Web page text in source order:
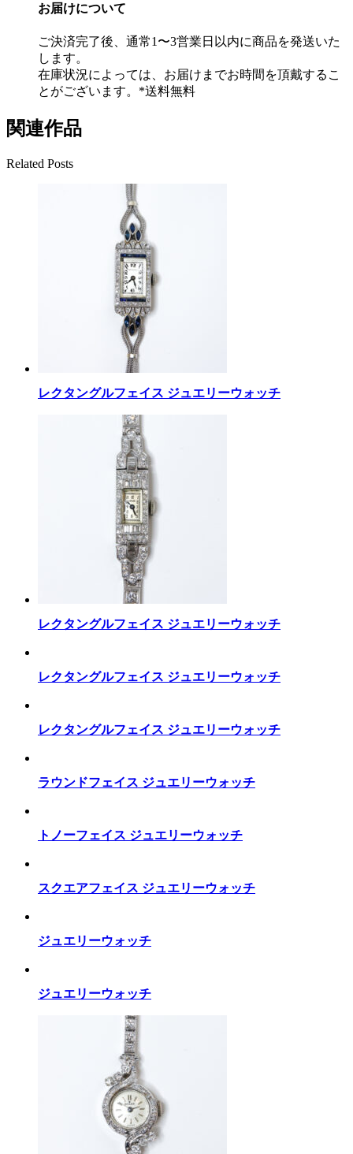
お届けについて
ご決済完了後、通常1〜3営業日以内に商品を発送いた
します。
在庫状況によっては、お届けまでお時間を頂戴するこ
とがございます。*送料無料
関連作品
Related Posts
レクタングルフェイス ジュエリーウォッチ
レクタングルフェイス ジュエリーウォッチ
レクタングルフェイス ジュエリーウォッチ
レクタングルフェイス ジュエリーウォッチ
ラウンドフェイス ジュエリーウォッチ
トノーフェイス ジュエリーウォッチ
スクエアフェイス ジュエリーウォッチ
ジュエリーウォッチ
ジュエリーウォッチ